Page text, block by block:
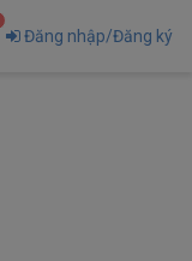
Đăng nhập/Đăng ký